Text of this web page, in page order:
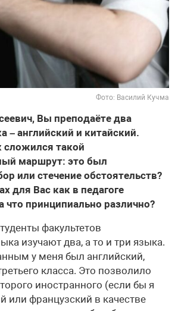
Фото: Василий Кучма
Вы преподаёте два
– английский и китайский.
сложился такой
маршрут: это был
или стечение обстоятельств?
для Вас как в педагоге
что принципиально различно?
факультетов
изучают два, а то и три языка.
у меня был английский,
класса. Это позволило
иностранного (если бы я
или французский в качестве